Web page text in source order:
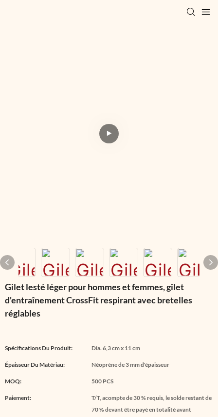
Gilet lesté léger pour hommes et femmes, gilet
d'entraînement CrossFit respirant avec bretelles
réglables
Spécifications Du Produit: Dia. 6,3 cm x 11 cm
Épaisseur Du Matériau: Néoprène de 3 mm d'épaisseur
MOQ: 500 PCS
Paiement:
T/T, acompte de 30 % requis, le solde restant de
70 % devant être payé en totalité avant